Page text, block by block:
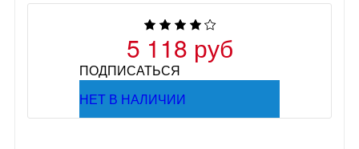
5 118 руб
ПОДПИСАТЬСЯ
НЕТ В НАЛИЧИИ